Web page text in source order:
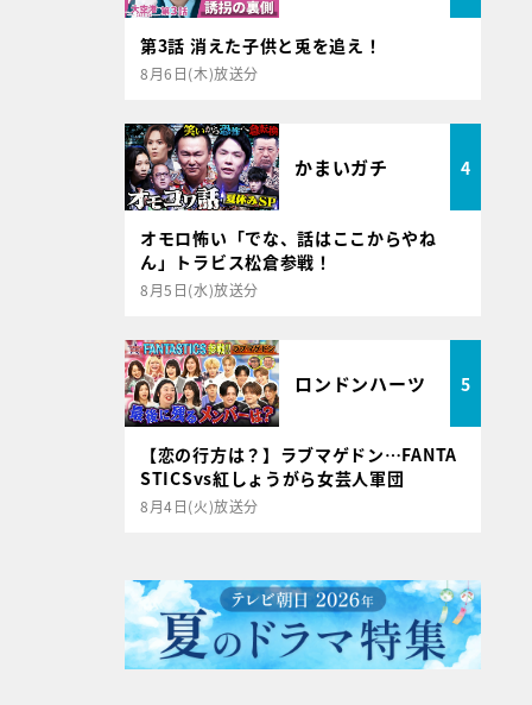
第3話 消えた子供と兎を追え！
8月6日(木)放送分
かまいガチ 4
オモロ怖い「でな、話はここからやね
ん」トラビス松倉参戦！
8月5日(水)放送分
ロンドンハーツ 5
【恋の行方は？】ラブマゲドン…FANTA
STICSvs紅しょうがら女芸人軍団
8月4日(火)放送分